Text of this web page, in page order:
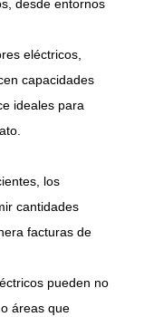
desde entornos
eléctricos,
capacidades
ideales para
los
cantidades
facturas de
pueden no
áreas que